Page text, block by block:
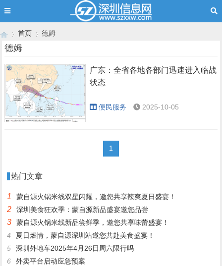
首页
›
德姆
德姆
广东：全省各地各部门迅速进入临战
状态
便民服务 2025-10-05
1
热门文章
1 蒙自源火锅米线双星闪耀，邀您共享辣爽夏日盛宴！
2 深圳美食狂欢季：蒙自源新品盛宴邀您品尝
3
蒙自源火锅米线新品尝鲜季，邀您共享味蕾盛宴！
4
夏日燃情，蒙自源深圳站邀您共赴美食盛宴！
5
深圳外地车2025年4月26日周六限行吗
6
外卖平台启动应急预案